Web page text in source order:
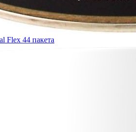
Flex 44 пакета